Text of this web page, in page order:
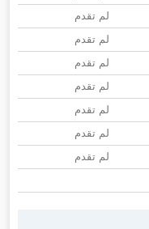
لم تقدم
لم تقدم
لم تقدم
لم تقدم
لم تقدم
لم تقدم
لم تقدم